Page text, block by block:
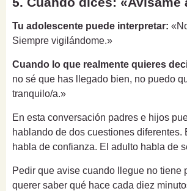
Tu adolescente puede interpretar:
Siempre vigilándome.»
Cuando lo que realmente quieres
no sé que has llegado bien, no puedo
tranquilo/a.»
En esta conversación padres e hijos
hablando de dos cuestiones diferentes.
habla de confianza. El adulto habla de
Pedir que avise cuando llegue no tiene
querer saber qué hace cada diez